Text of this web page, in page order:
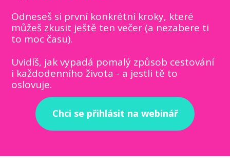
Odneseš si první konkrétní kroky, které
můžeš zkusit ještě ten večer (a nezabere ti
to moc času).
Uvidíš, jak vypadá pomalý způsob cestování
i každodenního života - a jestli tě to
oslovuje.
Chci se přihlásit na webinář